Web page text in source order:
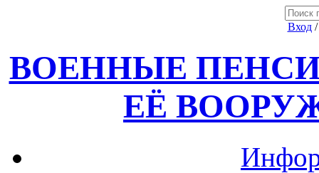
Вход
ВОЕННЫЕ
ЕЁ